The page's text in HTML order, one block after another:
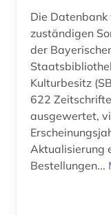
Die
zuständigen
der
Kulturbesitz
622
ausgewertet,
Aktualisierung
Bestellungen...